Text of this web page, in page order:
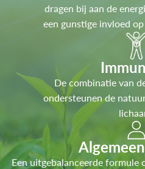
dragen bij aan de
een gunstige invloed
De combinatie van
ondersteunen de
Een uitgebalanceerde formule